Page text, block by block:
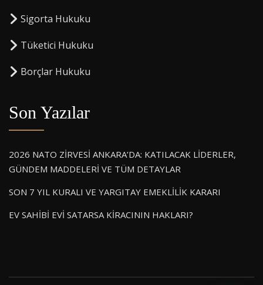
Sigorta Hukuku
⁠Tüketici Hukuku
⁠Borçlar Hukuku
Son Yazılar
2026 NATO ZİRVESİ ANKARA’DA: KATILACAK LİDERLER,
GÜNDEM MADDELERİ VE TÜM DETAYLAR
SON 7 YIL KURALI VE YARGITAY EMEKLİLİK KARARI
EV SAHİBİ EVİ SATARSA KİRACININ HAKLARI?